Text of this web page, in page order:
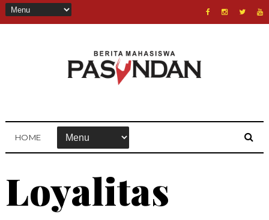
HOME
Loyalitas